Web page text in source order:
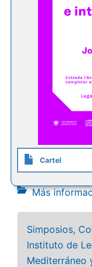
Cartel
Más
Simposios,
Instituto de
Mediterráneo